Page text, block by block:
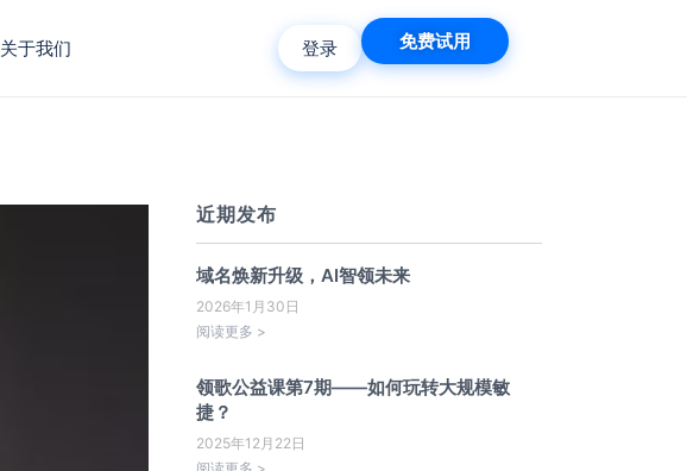
关于我们 登录 免费试用
近期发布
域名焕新升级，AI智领未来
2026年1月30日
阅读更多 >
领歌公益课第7期——如何玩转大规模敏
捷？
2025年12月22日